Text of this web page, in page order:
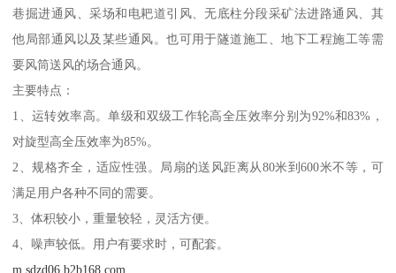
巷掘进通风、采场和电耙道引风、无底柱分段采矿法进路通风、其
他局部通风以及某些通风。也可用于隧道施工、地下工程施工等需
要风筒送风的场合通风。
主要特点：
1、运转效率高。单级和双级工作轮高全压效率分别为92%和83%，
对旋型高全压效率为85%。
2、规格齐全，适应性强。局扇的送风距离从80米到600米不等，可
满足用户各种不同的需要。
3、体积较小，重量较轻，灵活方便。
4、噪声较低。用户有要求时，可配套。
m.sdzd06.b2b168.com